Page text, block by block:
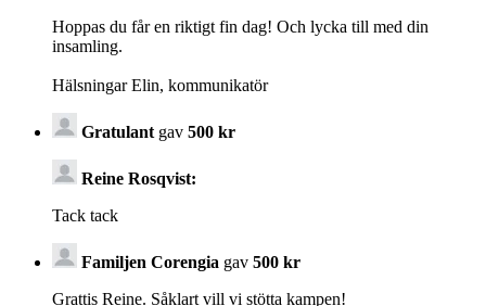
Hoppas du får en riktigt fin dag! Och lycka till med din
insamling.
Hälsningar Elin, kommunikatör
Gratulant gav 500 kr
Reine Rosqvist:
Tack tack
Familjen Corengia gav 500 kr
Grattis Reine. Såklart vill vi stötta kampen!